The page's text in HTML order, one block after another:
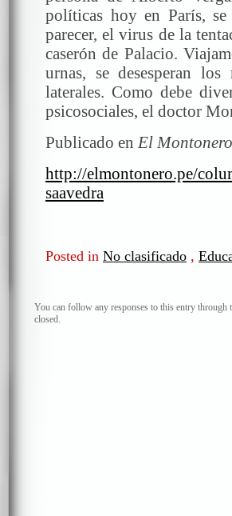
políticas hoy en París,
parecer, el virus de la
caserón de Palacio.
urnas, se desesperan
laterales. Como debe
psicosociales, el doctor
Publicado en El
http://elmontonero.pe/
saavedra
Posted in No clasificado ,
You can follow any responses to this entry through
closed.